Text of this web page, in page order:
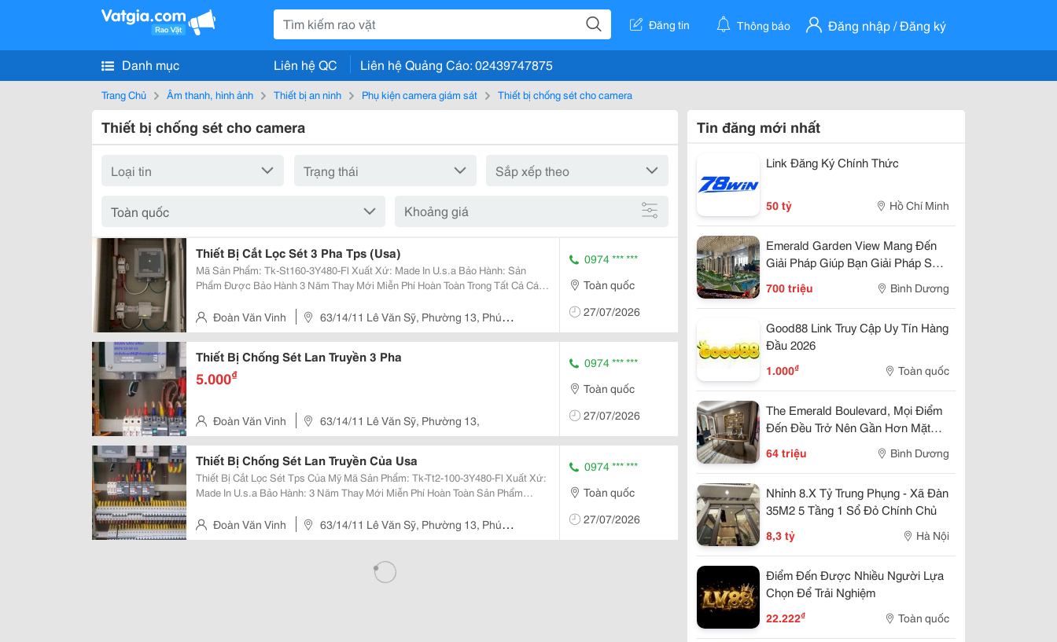
Đăng tin Thông báo Đăng nhập / Đăng ký
Danh mục Liên hệ QC Liên hệ Quảng Cáo: 02439747875
Trang Chủ Âm thanh, hình ảnh Thiết bị an ninh Phụ kiện camera giám sát Thiết bị chống sét cho camera
Thiết bị chống sét cho camera
Khoảng giá
Thiết Bị Cắt Lọc Sét 3 Pha Tps (Usa)
Mã Sản Phẩm: Tk-St160-3Y480-Fl Xuất Xứ: Made In U.s.a Bảo Hành: Sản
Phẩm Được Bảo Hành 3 Năm Thay Mới Miễn Phí Hoàn Toàn Trong Tất Cả Các
Sét Năng Lượng Cao Và Xung...
Đoàn Văn Vinh
63/14/11 Lê Văn Sỹ, Phường 13, Phú
Nhuận, Hồ Chí Minh, Việt Nam
0974 *** ***
Toàn quốc
27/07/2026
Thiết Bị Chống Sét Lan Truyền 3 Pha
5.000₫
Đoàn Văn Vinh 63/14/11 Lê Văn Sỹ, Phường 13,
0974 *** ***
Toàn quốc
27/07/2026
Thiết Bị Chống Sét Lan Truyền Của Usa
Thiết Bị Cắt Lọc Sét Tps Của Mỹ Mã Sản Phẩm: Tk-Tt2-100-3Y480-Fl Xuất Xứ:
Made In U.s.a Bảo Hành: 3 Năm Thay Mới Miễn Phí Hoàn Toàn Sản Phẩm
Trường Hợp Kể Cả Trong Trường Hợp Bị...
Đoàn Văn Vinh
63/14/11 Lê Văn Sỹ, Phường 13, Phú
Nhuận, Hồ Chí Minh, Việt Nam
0974 *** ***
Toàn quốc
27/07/2026
Tin đăng mới nhất
Link Đăng Ký Chính Thức
50 tỷ Hồ Chí Minh
Emerald Garden View Mang Đến
Giải Pháp Giúp Bạn Giải Pháp Sở
700 triệu Bình Dương
Good88 Link Truy Cập Uy Tín Hàng
Đầu 2026
1.000₫ Toàn quốc
The Emerald Boulevard, Mọi Điểm
Đến Đều Trở Nên Gần Hơn Mặt
64 triệu Bình Dương
Nhỉnh 8.X Tỷ Trung Phụng - Xã Đàn
35M2 5 Tầng 1 Sổ Đỏ Chính Chủ
8,3 tỷ Hà Nội
Điểm Đến Được Nhiều Người Lựa
Chọn Để Trải Nghiệm
22.222₫ Toàn quốc